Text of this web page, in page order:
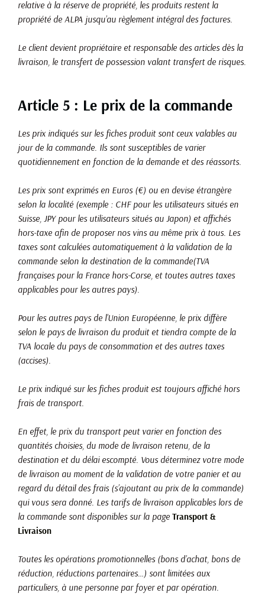
relative à la réserve de propriété, les produits restent la
propriété de ALPA jusqu’au règlement intégral des factures.
Le client devient propriétaire et responsable des articles dès la
livraison, le transfert de possession valant transfert de risques.
Article 5 : Le prix de la commande
Les prix indiqués sur les fiches produit sont ceux valables au
jour de la commande. Ils sont susceptibles de varier
quotidiennement en fonction de la demande et des réassorts.
Les prix sont exprimés en Euros (€) ou en devise étrangère
selon la localité (exemple : CHF pour les utilisateurs situés en
Suisse, JPY pour les utilisateurs situés au Japon) et affichés
hors-taxe afin de proposer nos vins au même prix à tous. Les
taxes sont calculées automatiquement à la validation de la
commande selon la destination de la commande(TVA
françaises pour la France hors-Corse, et toutes autres taxes
applicables pour les autres pays).
Pour les autres pays de l’Union Européenne, le prix diffère
selon le pays de livraison du produit et tiendra compte de la
TVA locale du pays de consommation et des autres taxes
(accises).
Le prix indiqué sur les fiches produit est toujours affiché hors
frais de transport.
En effet, le prix du transport peut varier en fonction des
quantités choisies, du mode de livraison retenu, de la
destination et du délai escompté. Vous déterminez votre mode
de livraison au moment de la validation de votre panier et au
regard du détail des frais (s’ajoutant au prix de la commande)
qui vous sera donné. Les tarifs de livraison applicables lors de
la commande sont disponibles sur la page Transport &
Livraison
Toutes les opérations promotionnelles (bons d’achat, bons de
réduction, réductions partenaires…) sont limitées aux
particuliers, à une personne par foyer et par opération.